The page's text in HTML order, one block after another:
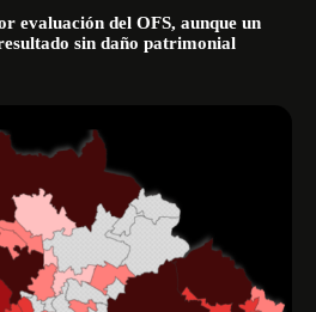
evaluación del OFS, aunque un
sin daño patrimonial